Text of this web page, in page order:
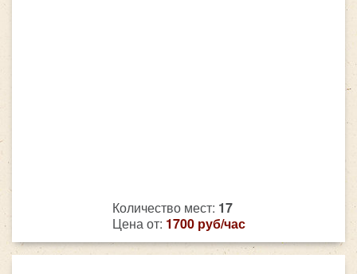
Количество мест: 17
Цена от: 1700 руб/час